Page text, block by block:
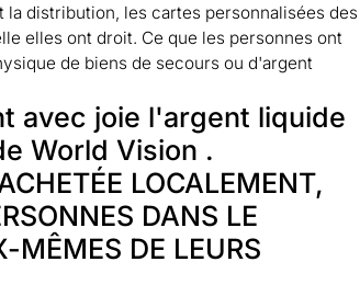
distribution, les cartes personnalisées des
elles ont droit. Ce que les personnes ont
de biens de secours ou d'argent
LOCALEMENT,
DANS LE
MÊMES DE LEURS